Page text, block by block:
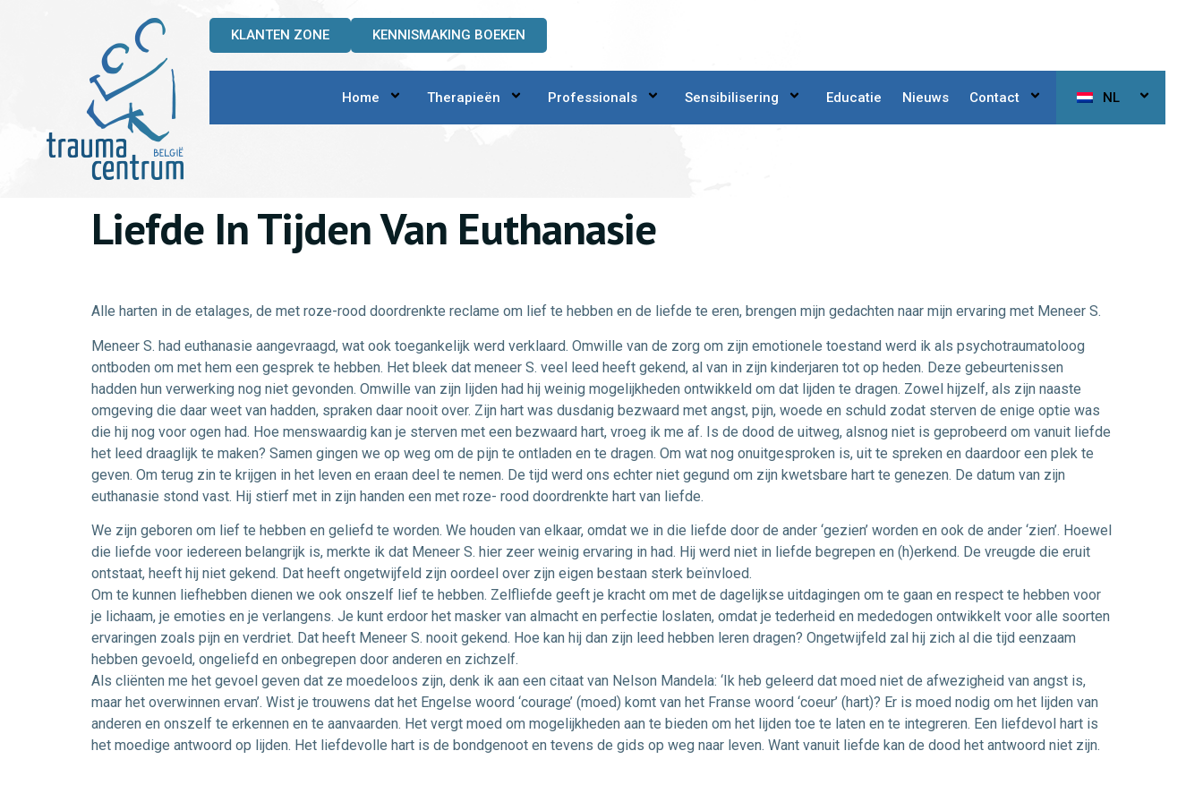
KLANTEN ZONE KENNISMAKING BOEKEN
Home Therapieën Professionals Sensibilisering Educatie Nieuws Contact NL
Liefde In Tijden Van Euthanasie
Alle harten in de etalages, de met roze-rood doordrenkte reclame om lief te hebben en de liefde te eren, brengen mijn gedachten naar mijn ervaring met Meneer S.
Meneer S. had euthanasie aangevraagd, wat ook toegankelijk werd verklaard. Omwille van de zorg om zijn emotionele toestand werd ik als psychotraumatoloog
ontboden om met hem een gesprek te hebben. Het bleek dat meneer S. veel leed heeft gekend, al van in zijn kinderjaren tot op heden. Deze gebeurtenissen
hadden hun verwerking nog niet gevonden. Omwille van zijn lijden had hij weinig mogelijkheden ontwikkeld om dat lijden te dragen. Zowel hijzelf, als zijn naaste
omgeving die daar weet van hadden, spraken daar nooit over. Zijn hart was dusdanig bezwaard met angst, pijn, woede en schuld zodat sterven de enige optie was
die hij nog voor ogen had. Hoe menswaardig kan je sterven met een bezwaard hart, vroeg ik me af. Is de dood de uitweg, alsnog niet is geprobeerd om vanuit liefde
het leed draaglijk te maken? Samen gingen we op weg om de pijn te ontladen en te dragen. Om wat nog onuitgesproken is, uit te spreken en daardoor een plek te
geven. Om terug zin te krijgen in het leven en eraan deel te nemen. De tijd werd ons echter niet gegund om zijn kwetsbare hart te genezen. De datum van zijn
euthanasie stond vast. Hij stierf met in zijn handen een met roze- rood doordrenkte hart van liefde.
We zijn geboren om lief te hebben en geliefd te worden. We houden van elkaar, omdat we in die liefde door de ander ‘gezien’ worden en ook de ander ‘zien’. Hoewel
die liefde voor iedereen belangrijk is, merkte ik dat Meneer S. hier zeer weinig ervaring in had. Hij werd niet in liefde begrepen en (h)erkend. De vreugde die eruit
ontstaat, heeft hij niet gekend. Dat heeft ongetwijfeld zijn oordeel over zijn eigen bestaan sterk beïnvloed.
Om te kunnen liefhebben dienen we ook onszelf lief te hebben. Zelfliefde geeft je kracht om met de dagelijkse uitdagingen om te gaan en respect te hebben voor
je lichaam, je emoties en je verlangens. Je kunt erdoor het masker van almacht en perfectie loslaten, omdat je tederheid en mededogen ontwikkelt voor alle soorten
ervaringen zoals pijn en verdriet. Dat heeft Meneer S. nooit gekend. Hoe kan hij dan zijn leed hebben leren dragen? Ongetwijfeld zal hij zich al die tijd eenzaam
hebben gevoeld, ongeliefd en onbegrepen door anderen en zichzelf.
Als cliënten me het gevoel geven dat ze moedeloos zijn, denk ik aan een citaat van Nelson Mandela: ‘Ik heb geleerd dat moed niet de afwezigheid van angst is,
maar het overwinnen ervan’. Wist je trouwens dat het Engelse woord ‘courage’ (moed) komt van het Franse woord ‘coeur’ (hart)? Er is moed nodig om het lijden van
anderen en onszelf te erkennen en te aanvaarden. Het vergt moed om mogelijkheden aan te bieden om het lijden toe te laten en te integreren. Een liefdevol hart is
het moedige antwoord op lijden. Het liefdevolle hart is de bondgenoot en tevens de gids op weg naar leven. Want vanuit liefde kan de dood het antwoord niet zijn.